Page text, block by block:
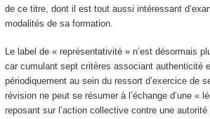
de ce titre, dont il est tout aussi intéressant
modalités de sa formation.
Le label de « représentativité » n’est désormais
car cumulant sept critères associant authenticité
périodiquement au sein du ressort d’exercice de
révision ne peut se résumer à l’échange d’une «
reposant sur l’action collective contre une autorité